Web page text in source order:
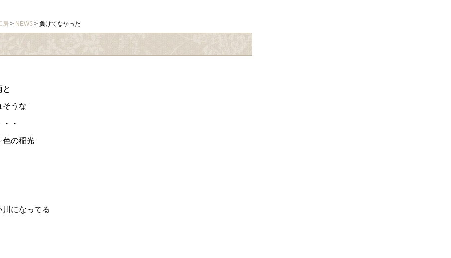
房 > NEWS > 負けてなかった
と
そうな
・
色の稲光
川になってる